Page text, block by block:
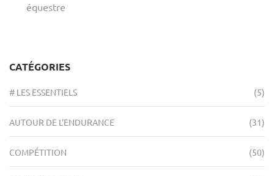
équestre
CATÉGORIES
# LES ESSENTIELS (5)
AUTOUR DE L'ENDURANCE (31)
COMPÉTITION (50)